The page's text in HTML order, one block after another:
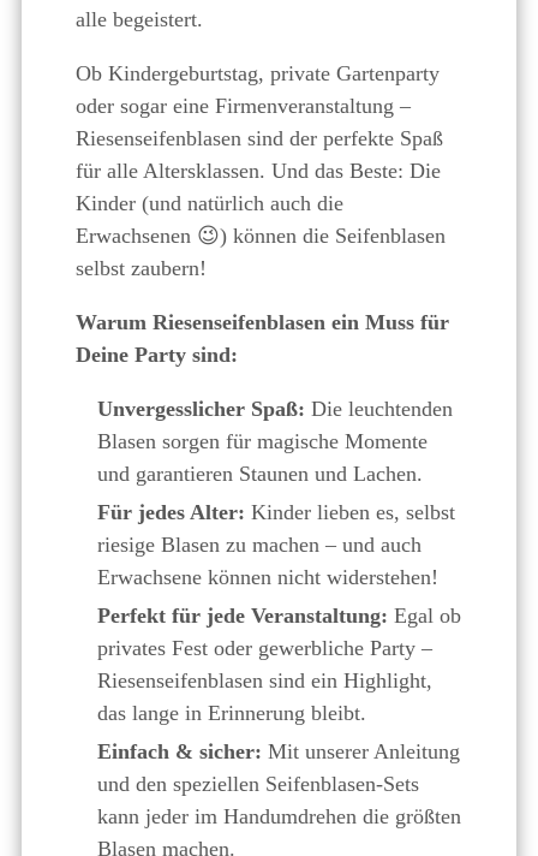
alle begeistert.
Ob Kindergeburtstag, private Gartenparty
oder sogar eine Firmenveranstaltung –
Riesenseifenblasen sind der perfekte Spaß
für alle Altersklassen. Und das Beste: Die
Kinder (und natürlich auch die
Erwachsenen 😉) können die Seifenblasen
selbst zaubern!
Warum Riesenseifenblasen ein Muss für
Deine Party sind:
Unvergesslicher Spaß: Die leuchtenden
Blasen sorgen für magische Momente
und garantieren Staunen und Lachen.
Für jedes Alter: Kinder lieben es, selbst
riesige Blasen zu machen – und auch
Erwachsene können nicht widerstehen!
Perfekt für jede Veranstaltung: Egal ob
privates Fest oder gewerbliche Party –
Riesenseifenblasen sind ein Highlight,
das lange in Erinnerung bleibt.
Einfach & sicher: Mit unserer Anleitung
und den speziellen Seifenblasen-Sets
kann jeder im Handumdrehen die größten
Blasen machen.